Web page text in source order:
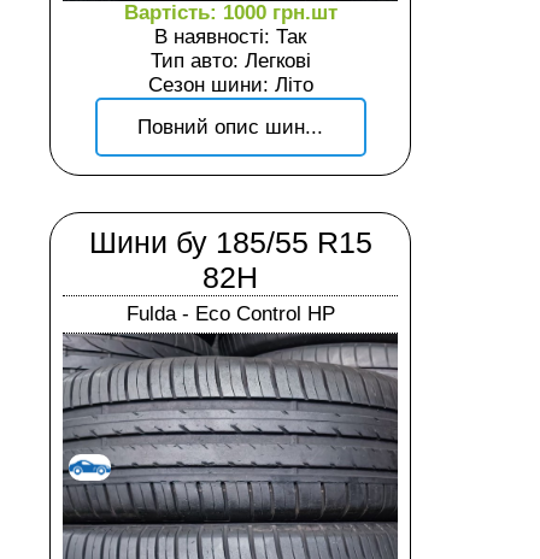
Вартість: 1000 грн.шт
В наявності: Так
Тип авто: Легкові
Сезон шини: Літо
Повний опис шин...
Шини бу 185/55 R15
82H
Fulda - Eco Control HP